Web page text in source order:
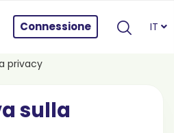
Connessione IT
privacy
sulla